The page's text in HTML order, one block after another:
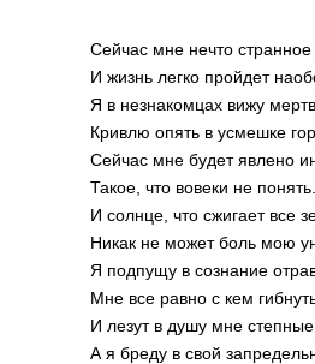
Сейчас мне нечто странное
И жизнь легко пройдет
Я в незнакомцах вижу
Кривлю опять в усмешке
Сейчас мне будет явлено
Такое, что вовеки не понять.
И солнце, что сжигает все
Никак не может боль мою
Я подпущу в сознание
Мне все равно с кем
И лезут в душу мне степные
А я бреду в свой